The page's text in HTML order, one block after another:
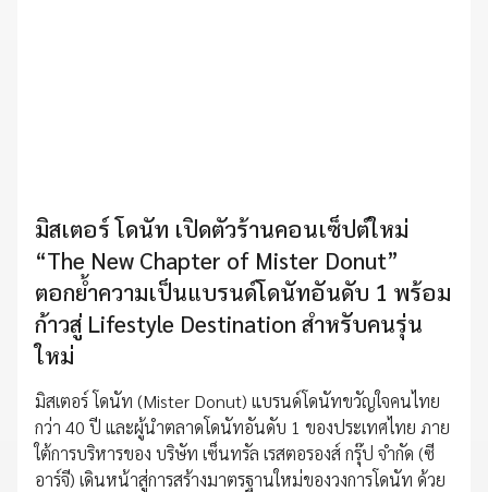
มิสเตอร์ โดนัท เปิดตัวร้านคอนเซ็ปต์ใหม่
“The New Chapter of Mister Donut”
ตอกย้ำความเป็นแบรนด์โดนัทอันดับ 1 พร้อม
ก้าวสู่ Lifestyle Destination สำหรับคนรุ่น
ใหม่
มิสเตอร์ โดนัท (Mister Donut) แบรนด์โดนัทขวัญใจคนไทย
กว่า 40 ปี และผู้นำตลาดโดนัทอันดับ 1 ของประเทศไทย ภาย
ใต้การบริหารของ บริษัท เซ็นทรัล เรสตอรองส์ กรุ๊ป จำกัด (ซี
อาร์จี) เดินหน้าสู่การสร้างมาตรฐานใหม่ของวงการโดนัท ด้วย